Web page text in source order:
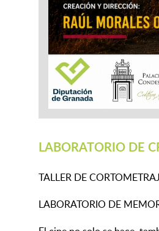
LABORATORIO DE
TALLER DE
LABORATORIO DE